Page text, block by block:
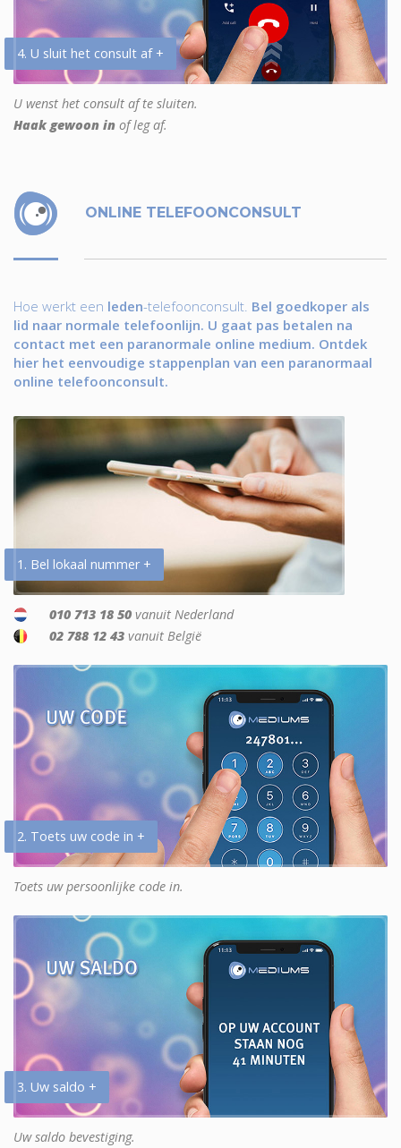
4. U sluit het consult af +
U wenst het consult af te sluiten.
Haak gewoon in of leg af.
ONLINE TELEFOONCONSULT
Hoe werkt een leden-telefoonconsult. Bel goedkoper als
lid naar normale telefoonlijn. U gaat pas betalen na
contact met een paranormale online medium. Ontdek
hier het eenvoudige stappenplan van een paranormaal
online telefoonconsult.
1. Bel lokaal nummer +
010 713 18 50 vanuit Nederland
02 788 12 43 vanuit België
2. Toets uw code in +
Toets uw persoonlijke code in.
3. Uw saldo +
Uw saldo bevestiging.